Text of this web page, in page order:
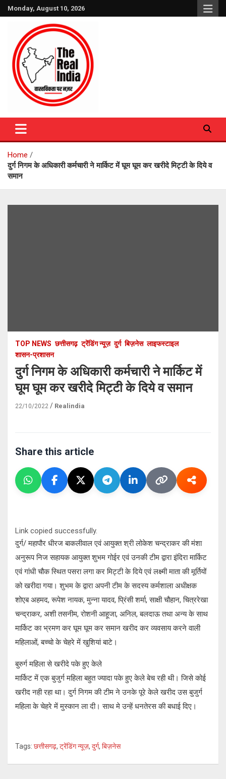
Skip
to
Monday, August 10, 2026
The Real India
Home
दुर्ग निगम के अधिकारी कर्मचारी ने मार्किट में घूम घूम कर खरीदे मिट्टी के दिये व
समान
TOP NEWS छत्तीसगढ़ ट्रेंडिंग न्यूज़ दुर्ग बिज़नेस लाइफस्टाइल
शासन-प्रशासन
दुर्ग निगम के अधिकारी कर्मचारी ने मार्किट में
घूम घूम कर खरीदे मिट्टी के दिये व समान
22/10/2022 Realindia
Share this article
Link copied successfully.
दुर्ग/ महापौर धीरज बाकलीवाल एवं आयुक्त श्री लोकेश चन्द्राकर की मंशा
अनुरूप निज सहायक आयुक्त शुभम गोईर एवं उनकी टीम द्वारा इंदिरा मार्किट
एवं गांधी चौक स्थित पसरा लगा कर मिट्टी के दिये एवं लक्ष्मी माता की मूर्तियों
को खरीदा गया। शुभम के द्वारा अपनी टीम के सदस्य कर्मशाला अधीक्षक
शोएब अहमद, रूपेश नायक, मुन्ना यादव, प्रिंसी शर्मा, साक्षी चौहान, चित्ररेखा
चन्द्राकर, अशी तसनीम, रोशनी आहूजा, अनिल, बलदाऊ तथा अन्य के साथ
मार्किट का भ्रमण कर घूम घूम कर समान खरीद कर व्यवसाय करने वाली
महिलाओं, बच्चो के चेहरे में खुशियां बाटे।
बुरुर्ग महिला से खरीदे पके हुए केले
मार्किट में एक बुजुर्ग महिला बहुत ज्यादा पके हुए केले बेच रही थी। जिसे कोई
खरीद नही रहा था। दुर्ग निगम की टीम ने उनके पूरे केले खरीद उस बुजुर्ग
महिला के चेहरे में मुस्कान ला दी। साथ मे उन्हें धनतेरस की बधाई दिए।
Tags: छत्तीसगढ़, ट्रेंडिंग न्यूज़, दुर्ग, बिज़नेस